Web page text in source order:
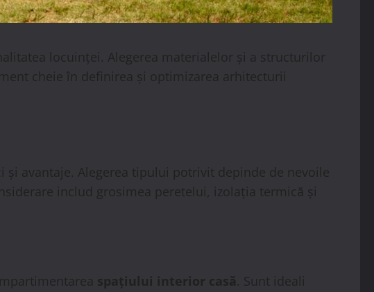
locuinței. Alegerea materialelor și a structurilor
cheie în definirea și optimizarea arhitecturii
și avantaje. Alegerea tipului potrivit depinde de nevoile
includ grosimea peretelui, izolația termică și
spațiului interior casă. Sunt ideali